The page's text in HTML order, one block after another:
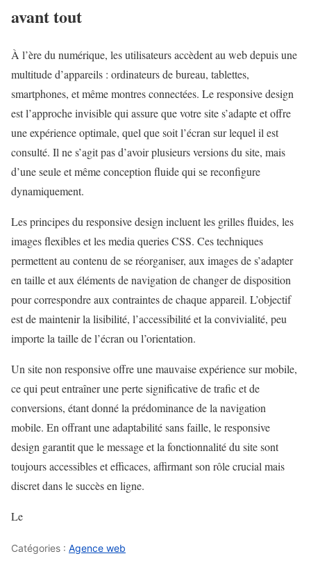
avant tout
À l’ère du numérique, les utilisateurs accèdent au web depuis une
multitude d’appareils : ordinateurs de bureau, tablettes,
smartphones, et même montres connectées. Le responsive design
est l’approche invisible qui assure que votre site s’adapte et offre
une expérience optimale, quel que soit l’écran sur lequel il est
consulté. Il ne s’agit pas d’avoir plusieurs versions du site, mais
d’une seule et même conception fluide qui se reconfigure
dynamiquement.
Les principes du responsive design incluent les grilles fluides, les
images flexibles et les media queries CSS. Ces techniques
permettent au contenu de se réorganiser, aux images de s’adapter
en taille et aux éléments de navigation de changer de disposition
pour correspondre aux contraintes de chaque appareil. L’objectif
est de maintenir la lisibilité, l’accessibilité et la convivialité, peu
importe la taille de l’écran ou l’orientation.
Un site non responsive offre une mauvaise expérience sur mobile,
ce qui peut entraîner une perte significative de trafic et de
conversions, étant donné la prédominance de la navigation
mobile. En offrant une adaptabilité sans faille, le responsive
design garantit que le message et la fonctionnalité du site sont
toujours accessibles et efficaces, affirmant son rôle crucial mais
discret dans le succès en ligne.
Le
Catégories : Agence web